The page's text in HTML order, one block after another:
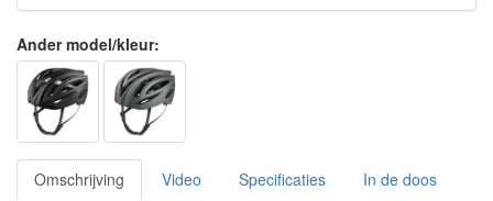
Ander model/kleur:
Omschrijving Video Specificaties
In de doos